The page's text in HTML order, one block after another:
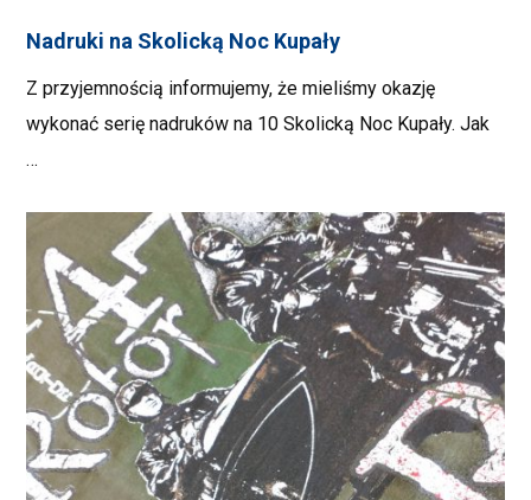
Nadruki na Skolicką Noc Kupały
Z przyjemnością informujemy, że mieliśmy okazję
wykonać serię nadruków na 10 Skolicką Noc Kupały. Jak
…